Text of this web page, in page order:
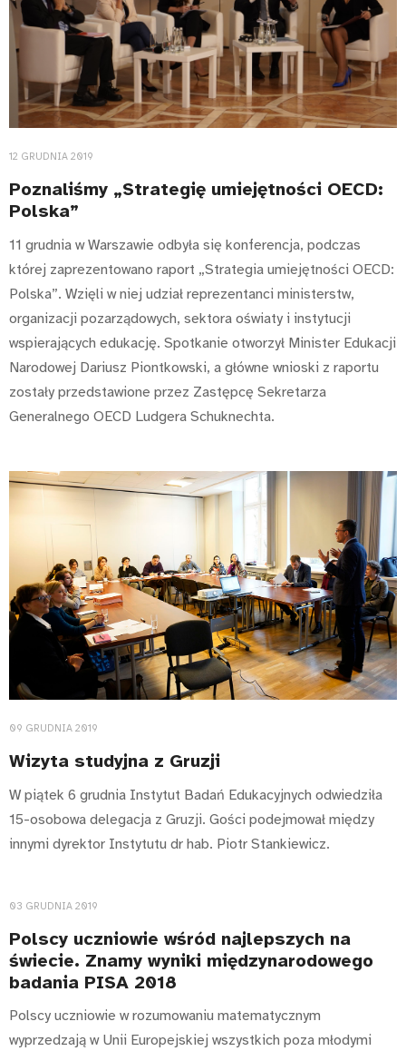
12 GRUDNIA 2019
Poznaliśmy „Strategię umiejętności OECD:
Polska”
11 grudnia w Warszawie odbyła się konferencja, podczas
której zaprezentowano raport „Strategia umiejętności OECD:
Polska”. Wzięli w niej udział reprezentanci ministerstw,
organizacji pozarządowych, sektora oświaty i instytucji
wspierających edukację. Spotkanie otworzył Minister Edukacji
Narodowej Dariusz Piontkowski, a główne wnioski z raportu
zostały przedstawione przez Zastępcę Sekretarza
Generalnego OECD Ludgera Schuknechta.
09 GRUDNIA 2019
Wizyta studyjna z Gruzji
W piątek 6 grudnia Instytut Badań Edukacyjnych odwiedziła
15-osobowa delegacja z Gruzji. Gości podejmował między
innymi dyrektor Instytutu dr hab. Piotr Stankiewicz.
03 GRUDNIA 2019
Polscy uczniowie wśród najlepszych na
świecie. Znamy wyniki międzynarodowego
badania PISA 2018
Polscy uczniowie w rozumowaniu matematycznym
wyprzedzają w Unii Europejskiej wszystkich poza młodymi